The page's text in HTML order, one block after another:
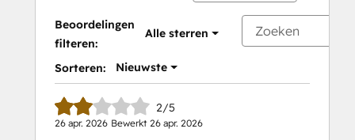
Beoordelingen
filteren:
Alle sterren
Sorteren: Nieuwste
2/5
26 apr. 2026 Bewerkt 26 apr. 2026